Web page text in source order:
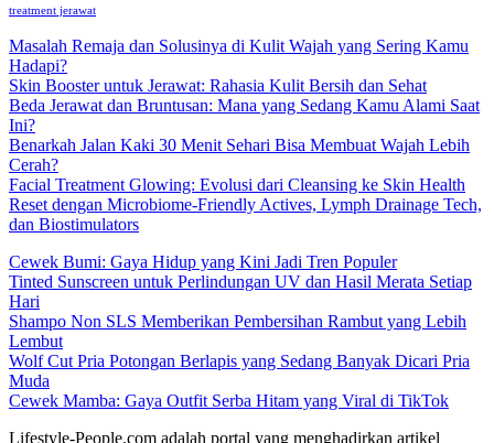
treatment jerawat
Masalah Remaja dan Solusinya di Kulit Wajah yang Sering Kamu
Hadapi?
Skin Booster untuk Jerawat: Rahasia Kulit Bersih dan Sehat
Beda Jerawat dan Bruntusan: Mana yang Sedang Kamu Alami Saat
Ini?
Benarkah Jalan Kaki 30 Menit Sehari Bisa Membuat Wajah Lebih
Cerah?
Facial Treatment Glowing: Evolusi dari Cleansing ke Skin Health
Reset dengan Microbiome-Friendly Actives, Lymph Drainage Tech,
dan Biostimulators
Cewek Bumi: Gaya Hidup yang Kini Jadi Tren Populer
Tinted Sunscreen untuk Perlindungan UV dan Hasil Merata Setiap
Hari
Shampo Non SLS Memberikan Pembersihan Rambut yang Lebih
Lembut
Wolf Cut Pria Potongan Berlapis yang Sedang Banyak Dicari Pria
Muda
Cewek Mamba: Gaya Outfit Serba Hitam yang Viral di TikTok
Lifestyle-People.com adalah portal yang menghadirkan artikel